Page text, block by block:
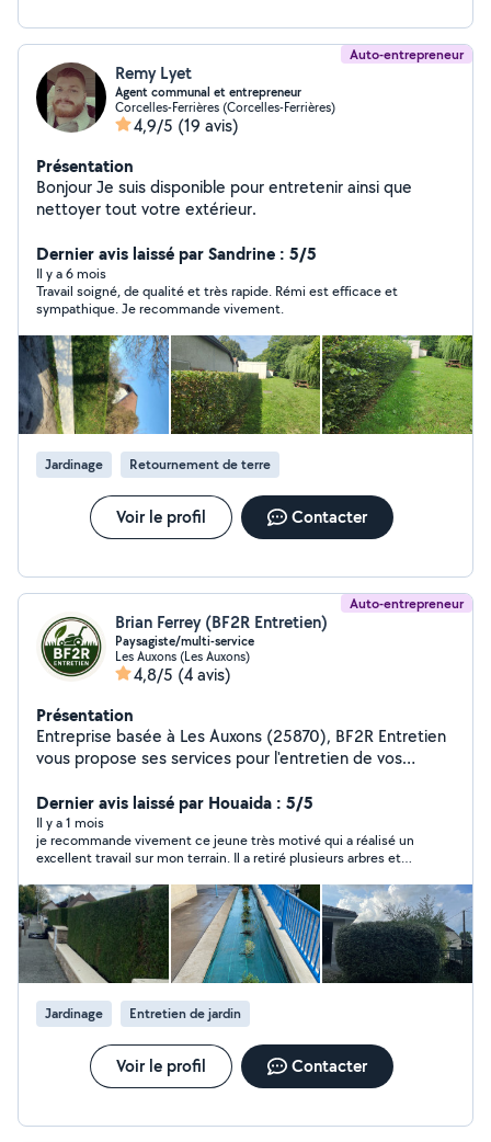
Auto-entrepreneur
Remy Lyet
Agent communal et entrepreneur
Corcelles-Ferrières (Corcelles-Ferrières)
4,9/5 (19 avis)
Présentation
Bonjour Je suis disponible pour entretenir ainsi que
nettoyer tout votre extérieur.
Dernier avis laissé par Sandrine : 5/5
Il y a 6 mois
Travail soigné, de qualité et très rapide. Rémi est efficace et
sympathique. Je recommande vivement.
Jardinage Retournement de terre
Voir le profil Contacter
Auto-entrepreneur
Brian Ferrey (BF2R Entretien)
Paysagiste/multi-service
Les Auxons (Les Auxons)
4,8/5 (4 avis)
Présentation
Entreprise basée à Les Auxons (25870), BF2R Entretien
vous propose ses services pour l'entretien de vos
pelouse Débroussaillage Taille de haies, arbustes et
arbres Plantations et aménagements de jardin
Nettoyage extérieur Terrasses, cours, façades Multi-
services Travaux extérieurs Finitions intérieures Travail
soigné et professionnel Agrée service à la personne :
bénéficiez de 50% de crédit d'impôt Devis gratuit et
personnalisé Secteur : Les Auxons et alentours
Retrouvez-nous aussi sur Instagram : bf2r_entretien
Dernier avis laissé par Houaida : 5/5
Il y a 1 mois
je recommande vivement ce jeune très motivé qui a réalisé un
excellent travail sur mon terrain. Il a retiré plusieurs arbres et
Ponctuel, poli, travailleur et consciencieux, il a su respecter les
consignes tout en laissant le chantier propre à la fin de son
intervention. Son professionnalisme et son implication sont
remarquables. Je suis entièrement satisfait du résultat et je
n'hésiterai pas à faire appel à lui de nouveau. Merci pour ce
travail de grande qualité !
Jardinage
Entretien de jardin
Voir le profil Contacter